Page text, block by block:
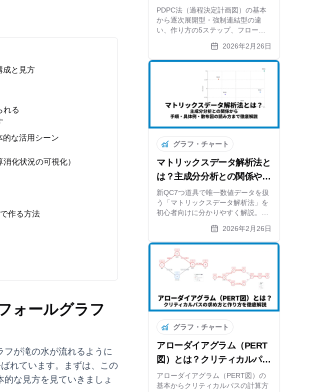
成と見方
れる
的な活用シーン
化状況の可視化）
作る方法
ォールグラフ
フが滝の水が流れるように
れています。まずは、この
な見方を見ていきましょ
2つの型、フローチャートと
の違いを徹底解説
PDPC法（過程決定計画図）の基本
から逐次展開型・強制連結型の違
い、作り方の5ステップ、フローチ
リスク対策を可視化する方法と無料
ツールも紹介します。
2026年2月26日
グラフ・チャート
マトリックスデータ解析法と
は？主成分分析との関係や手
順をわかりやすく解説
新QC7つ道具で唯一数値データを扱
う「マトリックスデータ解析法」を
初心者向けに分かりやすく解説。主
成分分析（PCA）の仕組みから、マ
トリックス図法との違い、6つの作
成ステップ、スマホ比較の具体例、
無料ツールを使った散布図の作り方
まで網羅しています。
2026年2月26日
グラフ・チャート
アローダイアグラム（PERT
図）とは？クリティカルパス
の求め方と作り方を徹底解説
アローダイアグラム（PERT図）の
基本からクリティカルパスの計算方